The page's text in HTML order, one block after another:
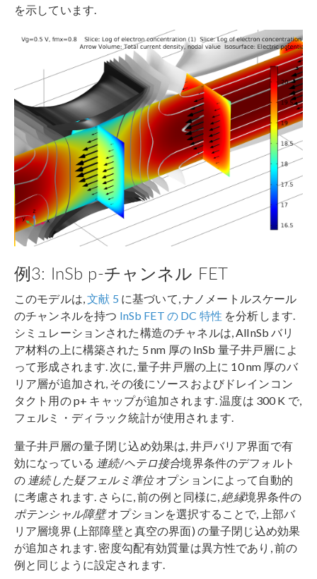
を示しています.
例3: InSb p-チャンネル FET
このモデルは,文献 5 に基づいて, ナノメートルスケール
のチャンネルを持つ InSb FET の DC 特性 を分析します.
シミュレーションされた構造のチャネルは, AlInSb バリ
ア材料の上に構築された 5 nm 厚の InSb 量子井戸層によ
って形成されます. 次に, 量子井戸層の上に 10 nm 厚のバ
リア層が追加され, その後にソースおよびドレインコン
タクト用の p+ キャップが追加されます. 温度は 300 K で,
フェルミ・ディラック統計が使用されます.
量子井戸層の量子閉じ込め効果は, 井戸バリア界面で有
効になっている 連続/ヘテロ接合境界条件のデフォルト
の 連続した疑フェルミ準位オプションによって自動的
に考慮されます. さらに, 前の例と同様に, 絶縁境界条件の
ポテンシャル障壁オプションを選択することで, 上部バ
リア層境界 (上部障壁と真空の界面) の量子閉じ込め効果
が追加されます. 密度勾配有効質量は異方性であり, 前の
例と同じように設定されます.